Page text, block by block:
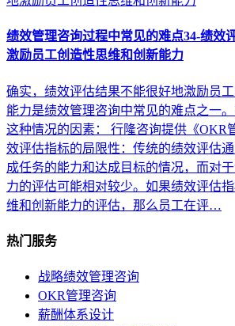
绩效管理咨询过程中常见的难点34-绩效
激励员工创造性思维和创新能力
确实，绩效评估结果不能很好地激励员
能力是绩效管理咨询中常见的难点之一
这种情况的因素： 行隆咨询提供《OKR
效评估指标的局限性：传统的绩效评估
成任务的能力和达成目标的情况，而对
力的评估可能相对较少。如果绩效评估
维和创新能力的评估，那么员工在评…
热门服务
战略绩效管理咨询
OKR管理咨询
薪酬体系设计